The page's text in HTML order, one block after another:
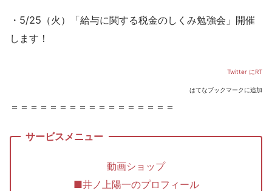
・5/25（火）「給与に関する税金のしくみ勉強会」開催
します！
Twitter にRT
はてなブックマークに追加
＝＝＝＝＝＝＝＝＝＝＝＝＝＝＝＝＝
動画ショップ
■井ノ上陽一のプロフィール